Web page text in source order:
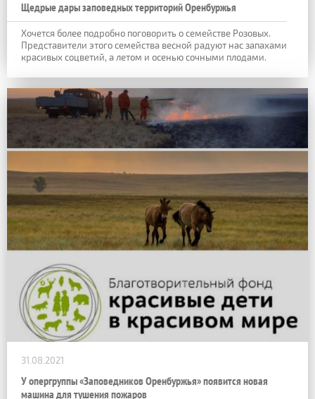
Щедрые дары заповедных территорий Оренбуржья
Хочется более подробно поговорить о семействе Розовых.
Представители этого семейства весной радуют нас запахами
красивых соцветий, а летом и осенью сочными плодами.
31.08.2021
У опергруппы «Заповедников Оренбуржья» появится новая
машина для тушения пожаров